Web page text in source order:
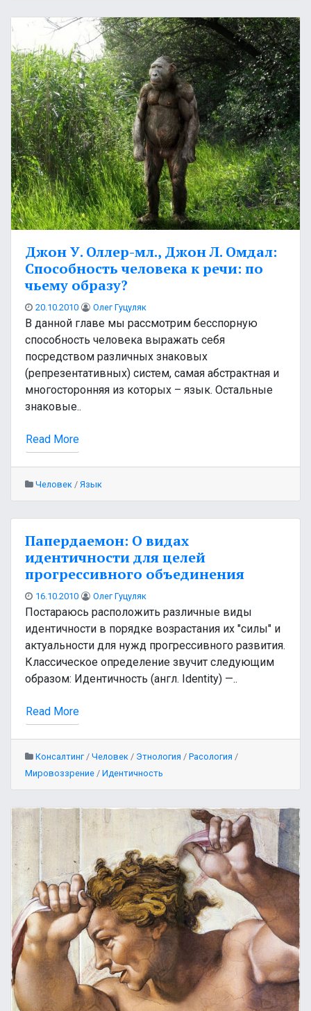
Джон У. Оллер-мл., Джон Л. Омдал:
Способность человека к речи: по
чьему образу?
20.10.2010 Олег Гуцуляк
В данной главе мы рассмотрим бесспорную
способность человека выражать себя
посредством различных знаковых
(репрезентативных) систем, самая абстрактная и
многосторонняя из которых – язык. Остальные
знаковые..
Read More
Человек / Язык
Папердаемон: О видах
идентичности для целей
прогрессивного объединения
16.10.2010 Олег Гуцуляк
Постараюсь расположить различные виды
идентичности в порядке возрастания их "силы" и
актуальности для нужд прогрессивного развития.
Классическое определение звучит следующим
образом: Идентичность (англ. Identity) —..
Read More
Консалтинг/ Человек / Этнология / Расология /
Мировоззрение / Идентичность